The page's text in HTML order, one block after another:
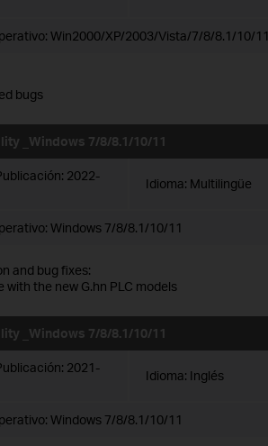
Win2000/XP/2003/Vista/7/8/8.1/10/11
bugs
_Windows 7/8/8.1/10/11
2022-
Idioma: Multilingüe
Windows 7/8/8.1/10/11
and bug fixes:
with the new G.hn PLC models
_Windows 7/8/8.1/10/11
2021-
Idioma: Inglés
Windows 7/8/8.1/10/11